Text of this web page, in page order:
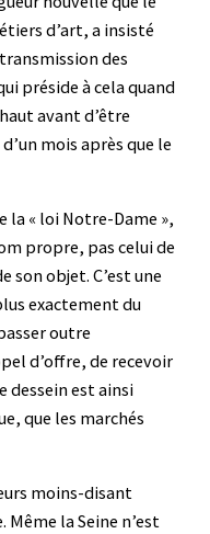
d’art, a insisté
des
préside à cela quand
avant d’être
mois après que le
la « loi Notre-Dame »,
propre, pas celui de
son objet. C’est une
exactement du
outre
d’offre, de recevoir
dessein est ainsi
que les marchés
moins-disant
la Seine n’est